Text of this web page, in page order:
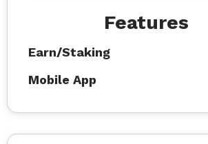
Features
Earn/Staking
Mobile App